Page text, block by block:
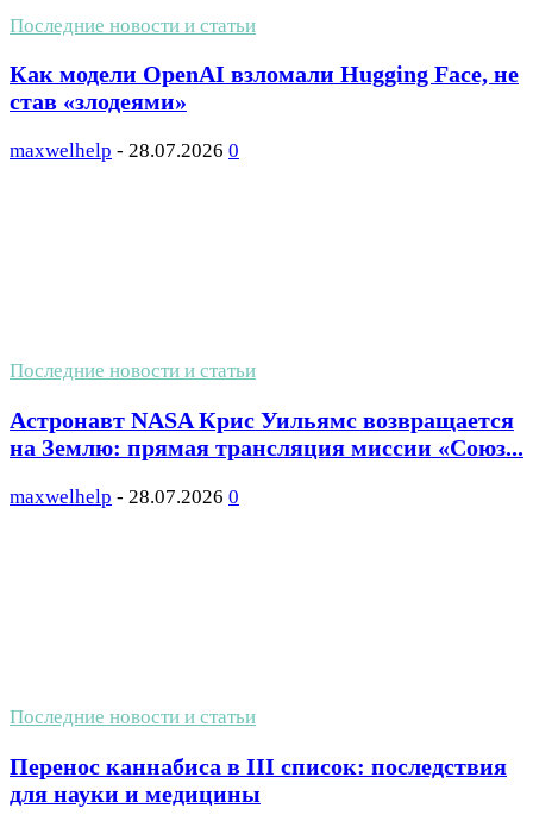
Последние новости и статьи
Как модели OpenAI взломали Hugging Face, не
став «злодеями»
maxwelhelp - 28.07.2026 0
Последние новости и статьи
Астронавт NASA Крис Уильямс возвращается
на Землю: прямая трансляция миссии «Союз...
maxwelhelp - 28.07.2026 0
Последние новости и статьи
Перенос каннабиса в III список: последствия
для науки и медицины